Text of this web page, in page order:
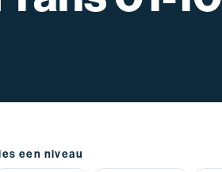
een niveau